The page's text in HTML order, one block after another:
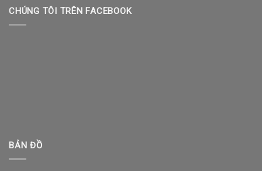
CHÚNG TÔI TRÊN FACEBOOK
BẢN ĐỒ